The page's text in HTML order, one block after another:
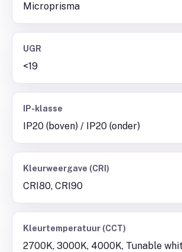
Microprisma
UGR
<19
IP-klasse
IP20 (boven) / IP20 (onder)
Kleurweergave (CRI)
CRI80, CRI90
Kleurtemperatuur (CCT)
2700K, 3000K, 4000K, Tunable